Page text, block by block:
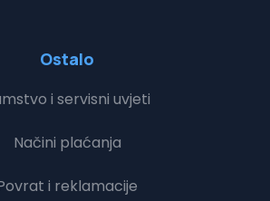
Ostalo
i servisni uvjeti
Načini plaćanja
i reklamacije